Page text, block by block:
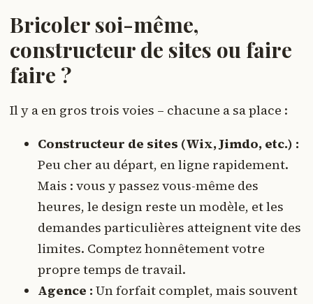
Bricoler soi-même,
constructeur de sites ou faire
faire ?
Il y a en gros trois voies – chacune a sa place :
Constructeur de sites (Wix, Jimdo, etc.) :
Peu cher au départ, en ligne rapidement.
Mais : vous y passez vous-même des
heures, le design reste un modèle, et les
demandes particulières atteignent vite des
limites. Comptez honnêtement votre
propre temps de travail.
Agence : Un forfait complet, mais souvent